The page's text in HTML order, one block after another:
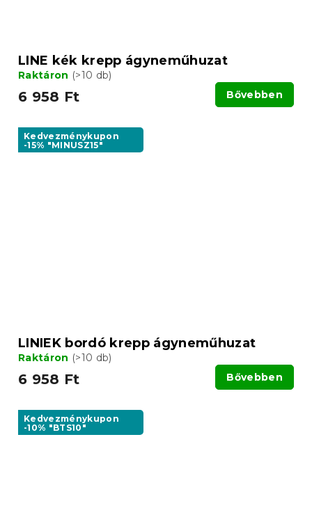
LINE kék krepp ágyneműhuzat
Raktáron (>10 db)
6 958 Ft Bővebben
Kedvezménykupon
-15% "MINUSZ15"
LINIEK bordó krepp ágyneműhuzat
Raktáron (>10 db)
6 958 Ft Bővebben
Kedvezménykupon
-10% "BTS10"